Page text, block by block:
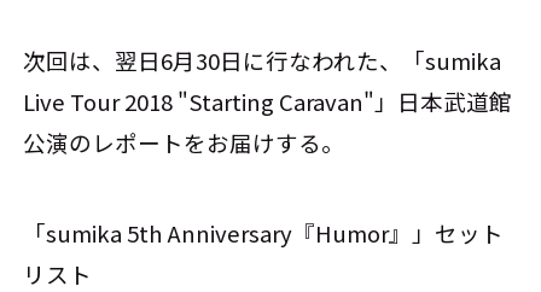
次回は、翌日6月30日に行なわれた、「sumika
Live Tour 2018 "Starting Caravan"」日本武道館
公演のレポートをお届けする。
「sumika 5th Anniversary『Humor』」セット
リスト